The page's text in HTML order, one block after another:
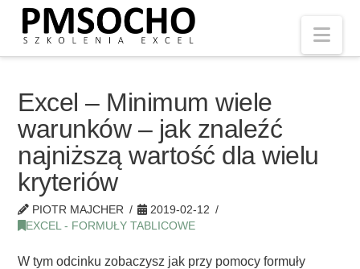
Excel – Minimum wiele
warunków – jak znaleźć
najniższą wartość dla wielu
kryteriów
PIOTR MAJCHER
2019-02-12
EXCEL - FORMUŁY TABLICOWE
W tym odcinku zobaczysz jak przy pomocy formuły